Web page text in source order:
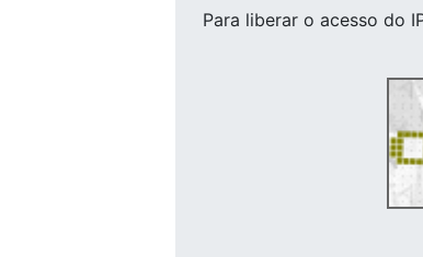
Para liberar o acesso do